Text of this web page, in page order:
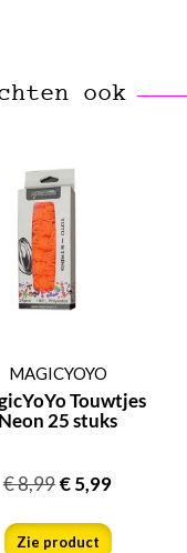
ook
MAGICYOYO
Touwtjes
Neon 25 stuks
€8,99€5,99
Zie product